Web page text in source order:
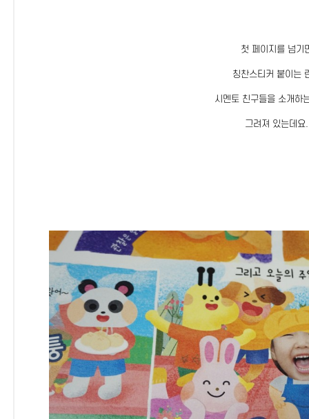
첫 페이지를 넘기
칭찬스티커 붙이는
시멘토 친구들을 소개하
그려져 있는데요.